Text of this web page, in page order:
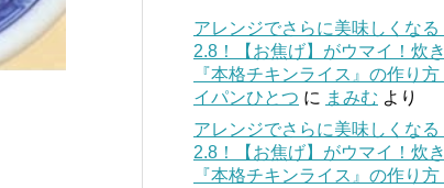
アレンジでさらに美味しくなる
2.8！【お焦げ】がウマイ！炊
『本格チキンライス』の作り方
イパンひとつ に まみむ より
アレンジでさらに美味しくなる
2.8！【お焦げ】がウマイ！炊
『本格チキンライス』の作り方